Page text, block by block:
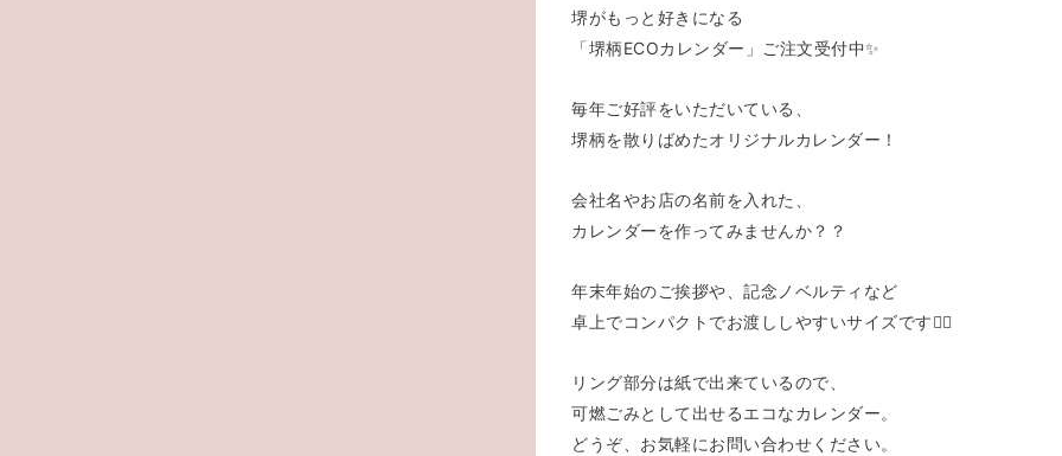
堺がもっと好きになる
「堺柄ECOカレンダー」ご注文受付中✨️
毎年ご好評をいただいている、
堺柄を散りばめたオリジナルカレンダー！
会社名やお店の名前を入れた、
カレンダーを作ってみませんか？？
年末年始のご挨拶や、記念ノベルティなど
卓上でコンパクトでお渡ししやすいサイズです💁‍♀️
リング部分は紙で出来ているので、
可燃ごみとして出せるエコなカレンダー。
どうぞ、お気軽にお問い合わせください。